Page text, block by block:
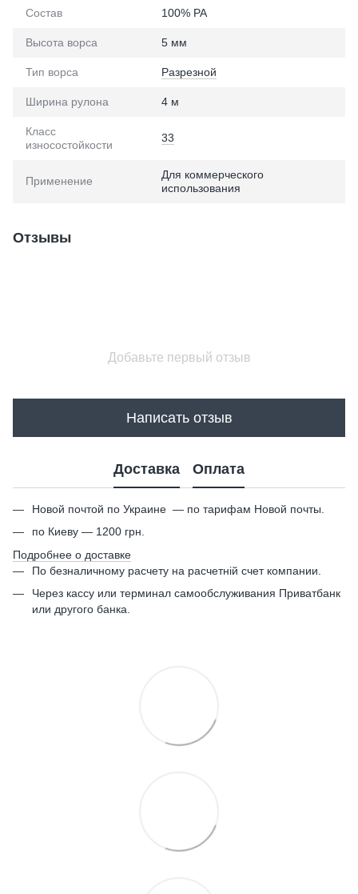
Состав 100% PA
Высота ворса 5 мм
Тип ворса Разрезной
Ширина рулона 4 м
Класс
износостойкости
33
Применение
Для коммерческого
использования
Отзывы
Добавьте первый отзыв
Написать отзыв
Доставка Оплата
Новой почтой по Украине — по тарифам Новой почты.
по Киеву — 1200 грн.
Подробнее о доставке
По безналичному расчету на расчетній счет компании.
Через кассу или терминал самообслуживания Приватбанк
или другого банка.